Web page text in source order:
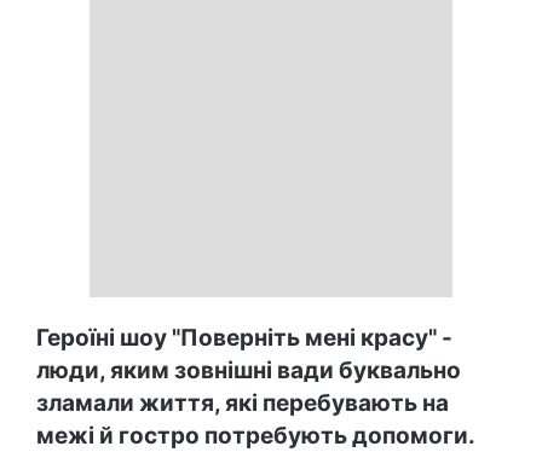
Героїні шоу "Поверніть мені красу" -
люди, яким зовнішні вади буквально
зламали життя, які перебувають на
межі й гостро потребують допомоги.